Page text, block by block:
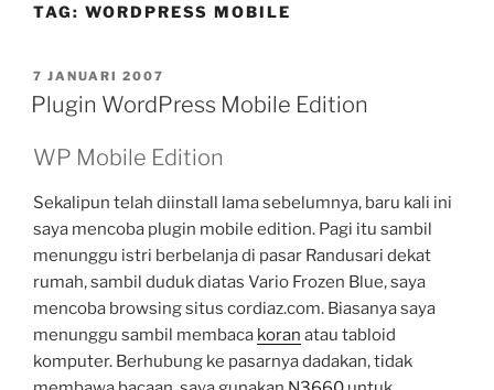
TAG: WORDPRESS MOBILE
DIPOSKAN
PADA
7 JANUARI 2007
Plugin WordPress Mobile Edition
WP Mobile Edition
Sekalipun telah diinstall lama sebelumnya, baru kali ini
saya mencoba plugin mobile edition. Pagi itu sambil
menunggu istri berbelanja di pasar Randusari dekat
rumah, sambil duduk diatas Vario Frozen Blue, saya
mencoba browsing situs cordiaz.com. Biasanya saya
menunggu sambil membaca koran atau tabloid
komputer. Berhubung ke pasarnya dadakan, tidak